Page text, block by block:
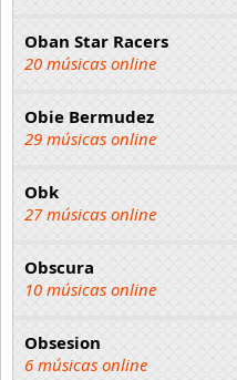
Oban Star Racers
20 músicas online
Obie Bermudez
29 músicas online
Obk
27 músicas online
Obscura
10 músicas online
Obsesion
6 músicas online